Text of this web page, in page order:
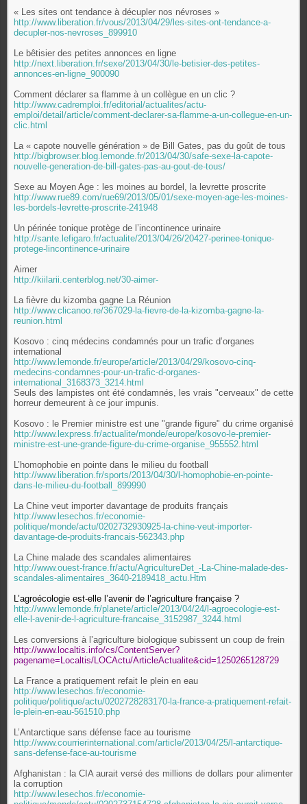
« Les sites ont tendance à décupler nos névroses »
http://www.liberation.fr/vous/2013/04/29/les-sites-ont-tendance-a-
decupler-nos-nevroses_899910
Le bêtisier des petites annonces en ligne
http://next.liberation.fr/sexe/2013/04/30/le-betisier-des-petites-
annonces-en-ligne_900090
Comment déclarer sa flamme à un collègue en un clic ?
http://www.cadremploi.fr/editorial/actualites/actu-
emploi/detail/article/comment-declarer-sa-flamme-a-un-collegue-en-un-
clic.html
La « capote nouvelle génération » de Bill Gates, pas du goût de tous
http://bigbrowser.blog.lemonde.fr/2013/04/30/safe-sexe-la-capote-
nouvelle-generation-de-bill-gates-pas-au-gout-de-tous/
Sexe au Moyen Age : les moines au bordel, la levrette proscrite
http://www.rue89.com/rue69/2013/05/01/sexe-moyen-age-les-moines-
les-bordels-levrette-proscrite-241948
Un périnée tonique protège de l’incontinence urinaire
http://sante.lefigaro.fr/actualite/2013/04/26/20427-perinee-tonique-
protege-lincontinence-urinaire
Aimer
http://kiilarii.centerblog.net/30-aimer-
La fièvre du kizomba gagne La Réunion
http://www.clicanoo.re/367029-la-fievre-de-la-kizomba-gagne-la-
reunion.html
Kosovo : cinq médecins condamnés pour un trafic d’organes
international
http://www.lemonde.fr/europe/article/2013/04/29/kosovo-cinq-
medecins-condamnes-pour-un-trafic-d-organes-
international_3168373_3214.html
Seuls des lampistes ont été condamnés, les vrais "cerveaux" de cette
horreur demeurent à ce jour impunis.
Kosovo : le Premier ministre est une "grande figure" du crime organisé
http://www.lexpress.fr/actualite/monde/europe/kosovo-le-premier-
ministre-est-une-grande-figure-du-crime-organise_955552.html
L’homophobie en pointe dans le milieu du football
http://www.liberation.fr/sports/2013/04/30/l-homophobie-en-pointe-
dans-le-milieu-du-football_899990
La Chine veut importer davantage de produits français
http://www.lesechos.fr/economie-
politique/monde/actu/0202732930925-la-chine-veut-importer-
davantage-de-produits-francais-562343.php
La Chine malade des scandales alimentaires
http://www.ouest-france.fr/actu/AgricultureDet_-La-Chine-malade-des-
scandales-alimentaires_3640-2189418_actu.Htm
L’agroécologie est-elle l’avenir de l’agriculture française ?
http://www.lemonde.fr/planete/article/2013/04/24/l-agroecologie-est-
elle-l-avenir-de-l-agriculture-francaise_3152987_3244.html
Les conversions à l’agriculture biologique subissent un coup de frein
http://www.localtis.info/cs/ContentServer?
pagename=Localtis/LOCActu/ArticleActualite&cid=1250265128729
La France a pratiquement refait le plein en eau
http://www.lesechos.fr/economie-
politique/politique/actu/0202728283170-la-france-a-pratiquement-refait-
le-plein-en-eau-561510.php
L’Antarctique sans défense face au tourisme
http://www.courrierinternational.com/article/2013/04/25/l-antarctique-
sans-defense-face-au-tourisme
Afghanistan : la CIA aurait versé des millions de dollars pour alimenter
la corruption
http://www.lesechos.fr/economie-